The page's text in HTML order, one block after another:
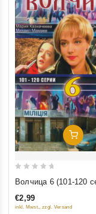
of
Волчица 6 (101-120
€2,99
inkl. Mwst., zzgl. Versand